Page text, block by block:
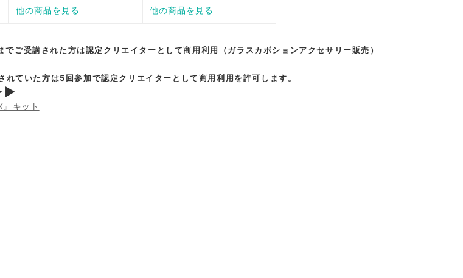
でご受講された方は認定クリエイターとして商用利用（ガラスカボションアクセサリー販売）
ていた方は5回参加で認定クリエイターとして商用利用を許可します。
キット